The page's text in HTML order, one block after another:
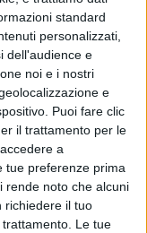
standard
personalizzati,
dell'audience e
noi e i nostri
e
Puoi fare clic
il trattamento per le
a
tue preferenze prima
rende noto che alcuni
richiedere il tuo
Le tue
della Marradove
in abiti d'epoca
Calabrese,
del tempo
Touring Club
internazionale
club italiano,
di De Nittis, e
anche dei mazzi di